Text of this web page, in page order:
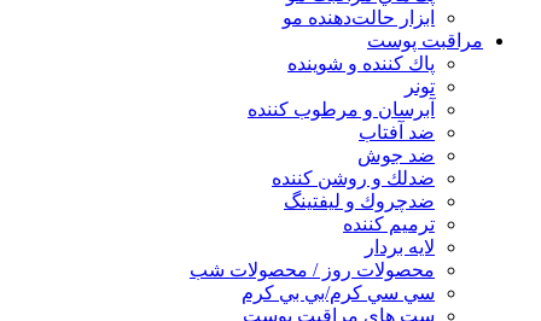
ابزار حالت‌دهنده مو
مراقبت پوست
پاك كننده و شوينده
تونر
آبرسان و مرطوب كننده
ضد آفتاب
ضد جوش
ضدلك و روشن كننده
ضدچروك و ليفتينگ
ترميم كننده
لايه بردار
محصولات روز / محصولات شب
سي سي كرم/بي بي كرم
ست هاي مراقبت پوست